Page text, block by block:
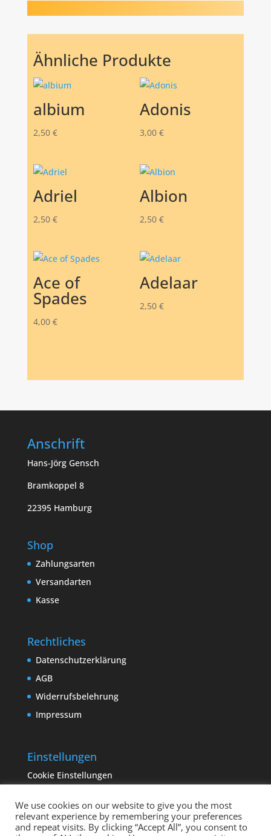
Ähnliche Produkte
albium
2,50 €
Adonis
3,00 €
Adriel
2,50 €
Albion
2,50 €
Ace of
Spades
4,00 €
Adelaar
2,50 €
Anschrift
Hans-Jörg Gensch
Bramkoppel 8
22395 Hamburg
Shop
Zahlungsarten
Versandarten
Kasse
Rechtliches
Datenschutzerklärung
AGB
Widerrufsbelehrung
Impressum
Einstellungen
Cookie Einstellungen
We use cookies on our website to give you the most
relevant experience by remembering your preferences
and repeat visits. By clicking “Accept All”, you consent to